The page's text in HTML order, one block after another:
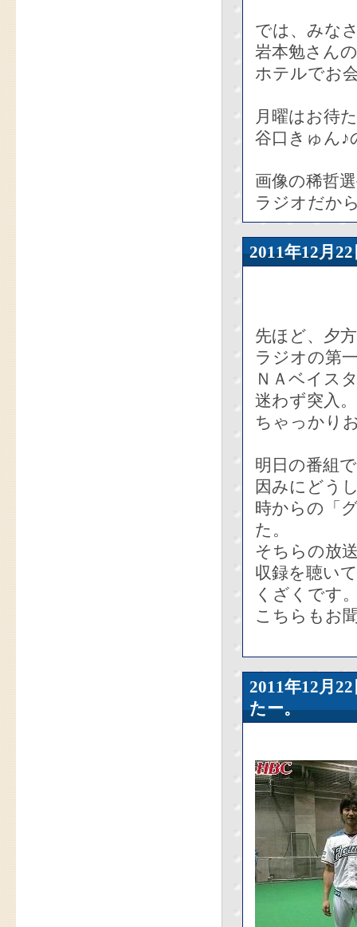
では、みな
岩本勉さん
ホテルでお
月曜はお待
谷口きゅん♪
画像の稀哲
ラジオだか
2011年12
先ほど、夕
ラジオの第
ＮＡベイス
迷わず突入
ちゃっかり
明日の番組
因みにどう
時からの「
た。
そちらの放
収録を聴い
くざくです
こちらもお
2011年12
たー。